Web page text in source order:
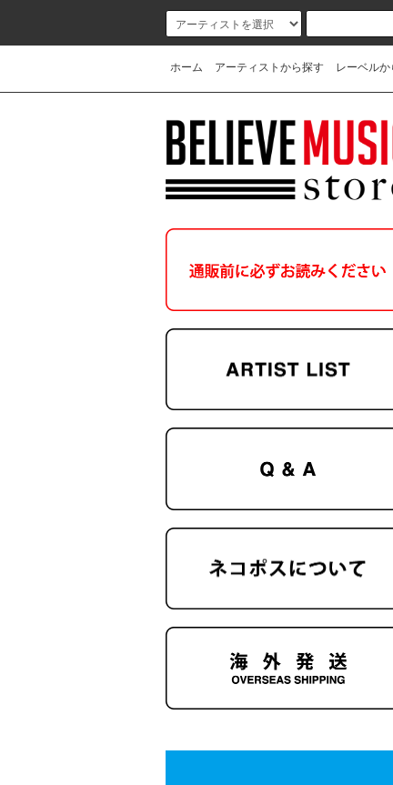
ホーム アーティストから探す レーベル